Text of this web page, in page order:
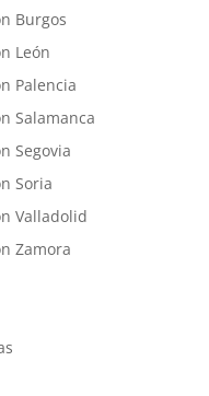
Burgos
León
Palencia
Salamanca
Segovia
Soria
Valladolid
Zamora